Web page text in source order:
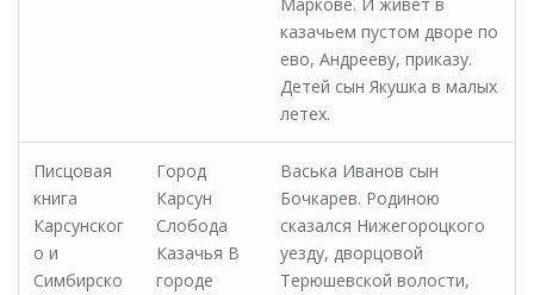
казачьем пустом дворе по
ево, Андрееву, приказу.
Детей сын Якушка в малых
летех.
Писцовая
книга
Карсунског
о и
Симбирско
Город
Карсун
Слобода
Казачья В
городе
Васька Иванов сын
Бочкарев. Родиною
сказался Нижегороцкого
уезду, дворцовой
Терюшевской волости,